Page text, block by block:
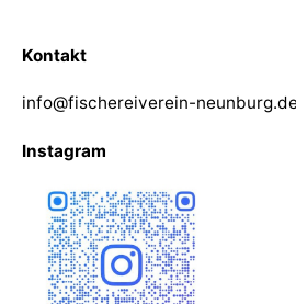
Kontakt
info@fischereiverein-neunburg.de
Instagram